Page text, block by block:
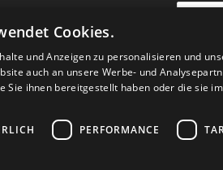
Cookies.
und Anzeigen zu personalisieren und
auch an unsere Werbe- und
Sie ihnen bereitgestellt haben oder die sie
PERFORMANCE